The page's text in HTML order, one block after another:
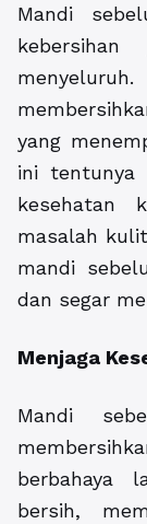
Mandi
yang
ini tentunya
kesehatan
masalah
mandi
dan segar
Menjaga
Mandi
berbahaya
bersih,